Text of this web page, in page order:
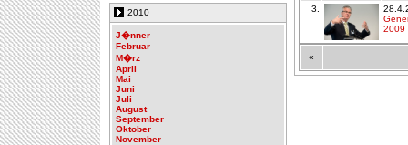
2010
J�nner
Februar
M�rz
April
Mai
Juni
Juli
August
September
Oktober
November
3.
2009
«